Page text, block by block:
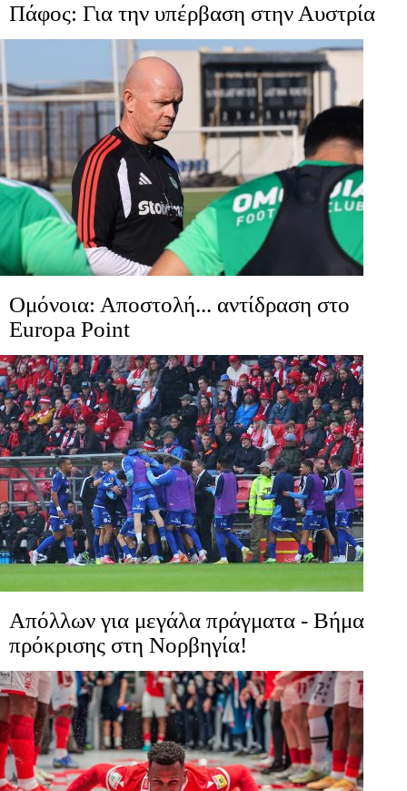
Πάφος: Για την υπέρβαση στην Αυστρία
Ομόνοια: Αποστολή... αντίδραση στο
Europa Point
Απόλλων για μεγάλα πράγματα - Βήμα
πρόκρισης στη Νορβηγία!